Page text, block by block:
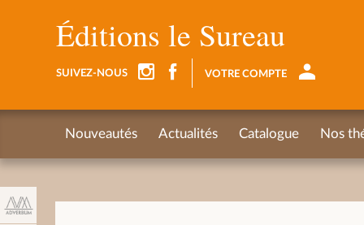
Éditions le Sureau
SUIVEZ-NOUS VOTRE COMPTE
Nouveautés Actualités Catalogue Nos